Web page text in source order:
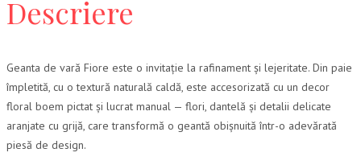
Descriere
Geanta de vară Fiore este o invitație la rafinament și lejeritate. Din paie
împletită, cu o textură naturală caldă, este accesorizată cu un decor
floral boem pictat și lucrat manual — flori, dantelă și detalii delicate
aranjate cu grijă, care transformă o geantă obișnuită într-o adevărată
piesă de design.